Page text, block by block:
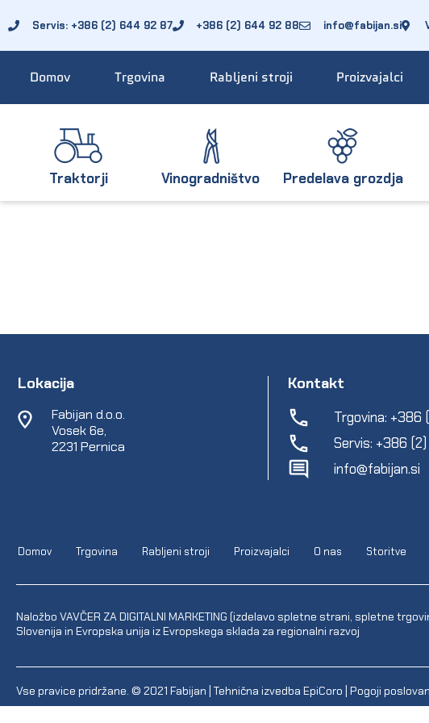
Servis: +386 (2) 644 92 87 +386 (2) 644 92 88 info@fabijan.si
Domov Trgovina Rabljeni stroji Proizvajalci
Traktorji Vinogradništvo Predelava grozdja
Lokacija
Fabijan d.o.o.
Vosek 6e,
2231 Pernica
Kontakt
Trgovina: +386
Servis: +386
info@fabijan.si
Domov Trgovina Rabljeni stroji Proizvajalci O nas Storitve
Naložbo VAVČER ZA DIGITALNI MARKETING (izdelavo spletne strani, spletne
Slovenija in Evropska unija iz Evropskega sklada za regionalni razvoj
Vse pravice pridržane. © 2021 Fabijan | Tehnična izvedba EpiCoro Pogoji